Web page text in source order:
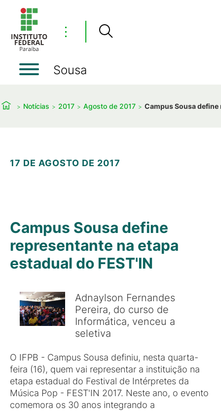
⋮
Sousa
Notícias 2017 Agosto de 2017 Campus Sousa define
17 DE AGOSTO DE 2017
Campus Sousa define
representante na etapa
estadual do FEST'IN
Adnaylson Fernandes
Pereira, do curso de
Informática, venceu a
seletiva
O IFPB - Campus Sousa definiu, nesta quarta-
feira (16), quem vai representar a instituição na
etapa estadual do Festival de Intérpretes da
Música Pop - FEST'IN 2017. Neste ano, o evento
comemora os 30 anos integrando a